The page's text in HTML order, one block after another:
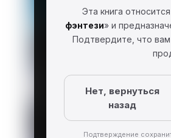
Эта книга
фэнтези» и
Подтвердите, что вам
Нет, вернуться
назад
Подтверждение